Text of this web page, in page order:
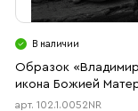
В наличии
Образок
икона Божией
форме цаты»
арт. 102.1.0052NR